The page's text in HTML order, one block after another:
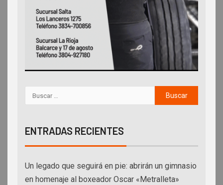
ENTRADAS RECIENTES
Un legado que seguirá en pie: abrirán un gimnasio
en homenaje al boxeador Oscar «Metralleta»